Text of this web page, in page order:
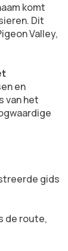
komt
Dit
Valley,
en
van het
gids
de route,